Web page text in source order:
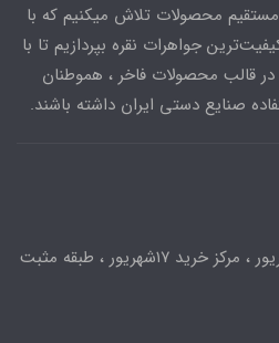
محصولات تلاش میکنیم که با
جواهرات نقره بپردازیم تا با
در قالب محصولات فاخر ، هموطنان
صنایع دستی ایران داشته باشند.
مشهد ، میدان ۱۷شهریور ، مرکز خرید ۱۷شهریور ، طبقه مثبت